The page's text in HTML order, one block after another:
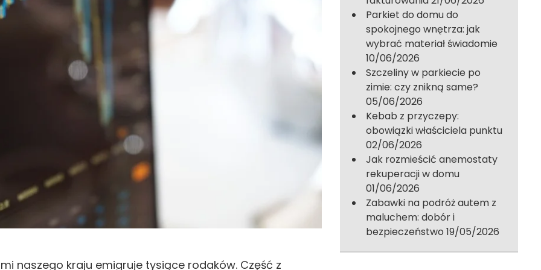
naszego kraju emigruje tysiące rodaków. Część z
Parkiet do domu do
spokojnego wnętrza: jak
wybrać materiał świadomie
10/06/2026
Szczeliny w parkiecie po
zimie: czy znikną same?
05/06/2026
Kebab z przyczepy:
obowiązki właściciela punktu
02/06/2026
Jak rozmieścić anemostaty
rekuperacji w domu
01/06/2026
Zabawki na podróż autem z
maluchem: dobór i
bezpieczeństwo 19/05/2026